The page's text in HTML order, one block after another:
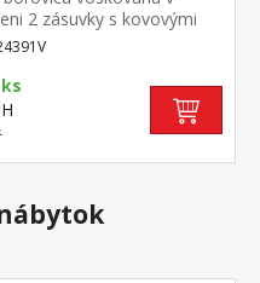
2 zásuvky s kovovými